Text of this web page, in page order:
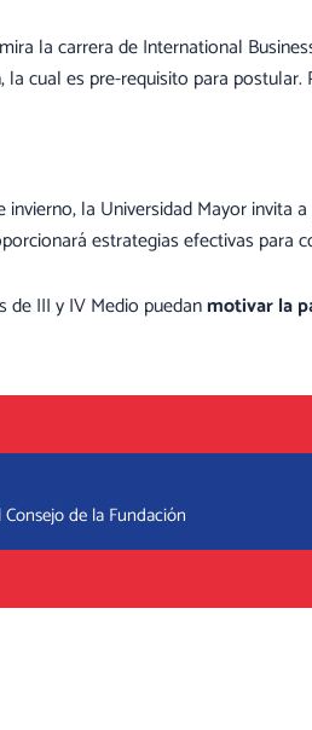
la carrera de International
cual es pre-requisito para
la Universidad Mayor invita
estrategias efectivas
de III y IV Medio puedanmotivar la
de la Fundación